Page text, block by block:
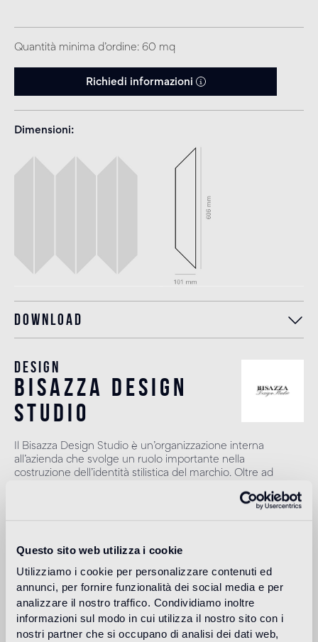
Questo sito web utilizza i cookie
Utilizziamo i cookie per personalizzare contenuti ed
annunci, per fornire funzionalità dei social media e per
analizzare il nostro traffico. Condividiamo inoltre
informazioni sul modo in cui utilizza il nostro sito con i
nostri partner che si occupano di analisi dei dati web,
Quantità minima d’ordine: 60 mq
Richiedi informazioni
Dimensioni
Download
Design
bisazza design
studio
Il Bisazza Design Studio è un’organizzazione interna
all’azienda che svolge un ruolo importante nella
costruzione dell’identità stilistica del marchio. Oltre ad
contribuisce ad ampliare l'offerta con proposte decorative
Destinazione d'uso
Pavimento interno